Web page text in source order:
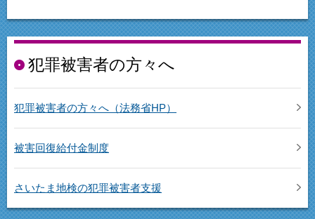
犯罪被害者の方々へ
犯罪被害者の方々へ（法務省HP）
被害回復給付金制度
さいたま地検の犯罪被害者支援